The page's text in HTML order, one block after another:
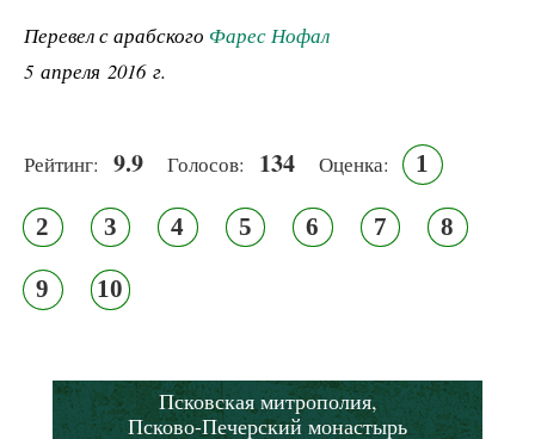
Перевел с арабского Фарес Нофал
5 апреля 2016 г.
Рейтинг: 9.9 Голосов: 134 Оценка: 1
2 3 4 5 6 7 8
9 10
Псковская митрополия,
Псково-Печерский монастырь